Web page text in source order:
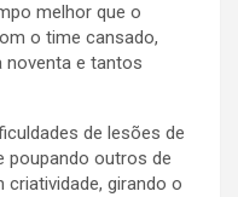
melhor que o
o time cansado,
e tantos
de lesões de
poupando outros de
girando o